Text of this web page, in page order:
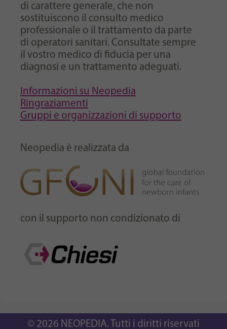
di carattere generale, che non
sostituiscono il consulto medico
professionale o il trattamento da parte
di operatori sanitari. Consultate sempre
il vostro medico di fiducia per una
diagnosi e un trattamento adeguati.
Informazioni su Neopedia
Ringraziamenti
Gruppi e organizzazioni di supporto
Neopedia è realizzata da
con il supporto non condizionato di
© 2026 NEOPEDIA. Tutti i diritti riservati